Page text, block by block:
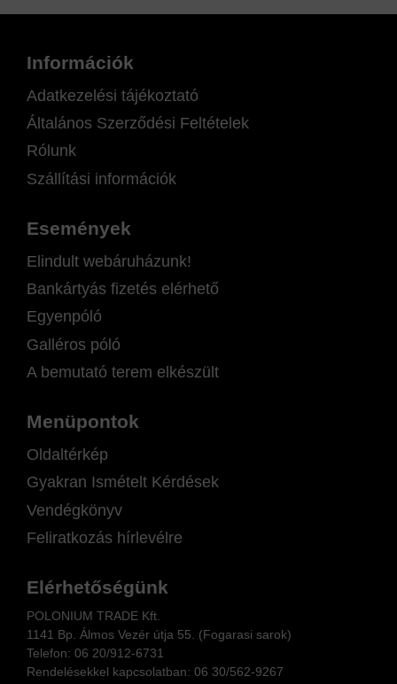
Információk
Adatkezelési tájékoztató
Általános Szerződési Feltételek
Rólunk
Szállítási információk
Események
Elindult webáruházunk!
Bankártyás fizetés elérhető
Egyenpóló
Galléros póló
A bemutató terem elkészült
Menüpontok
Oldaltérkép
Gyakran Ismételt Kérdések
Vendégkönyv
Feliratkozás hírlevélre
Elérhetőségünk
POLONIUM TRADE Kft.
1141 Bp. Álmos Vezér útja 55. (Fogarasi sarok)
Telefon: 06 20/912-6731
Rendelésekkel kapcsolatban: 06 30/562-9267